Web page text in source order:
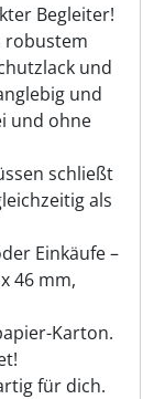
Begleiter!
robustem
und
und
und ohne
schließt
als
Einkäufe –
46 mm,
Karton.
für dich.